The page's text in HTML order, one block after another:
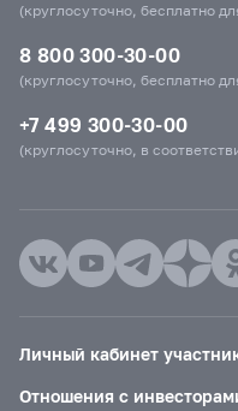
(круглосуточно, бесплатно
8 800 300-30-00
(круглосуточно, бесплатно
+7 499 300-30-00
(круглосуточно, в
Личный кабинет
Отношения с